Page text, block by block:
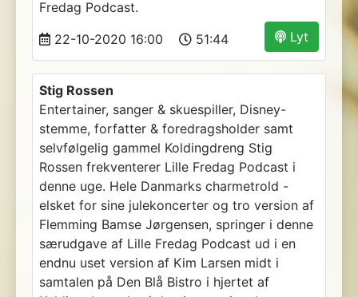
Fredag Podcast.
Lyt
22-10-2020 16:00 51:44
Stig Rossen
Entertainer, sanger & skuespiller, Disney-
stemme, forfatter & foredragsholder samt
selvfølgelig gammel Koldingdreng Stig
Rossen frekventerer Lille Fredag Podcast i
denne uge. Hele Danmarks charmetrold -
elsket for sine julekoncerter og tro version af
Flemming Bamse Jørgensen, springer i denne
særudgave af Lille Fredag Podcast ud i en
endnu uset version af Kim Larsen midt i
samtalen på Den Blå Bistro i hjertet af